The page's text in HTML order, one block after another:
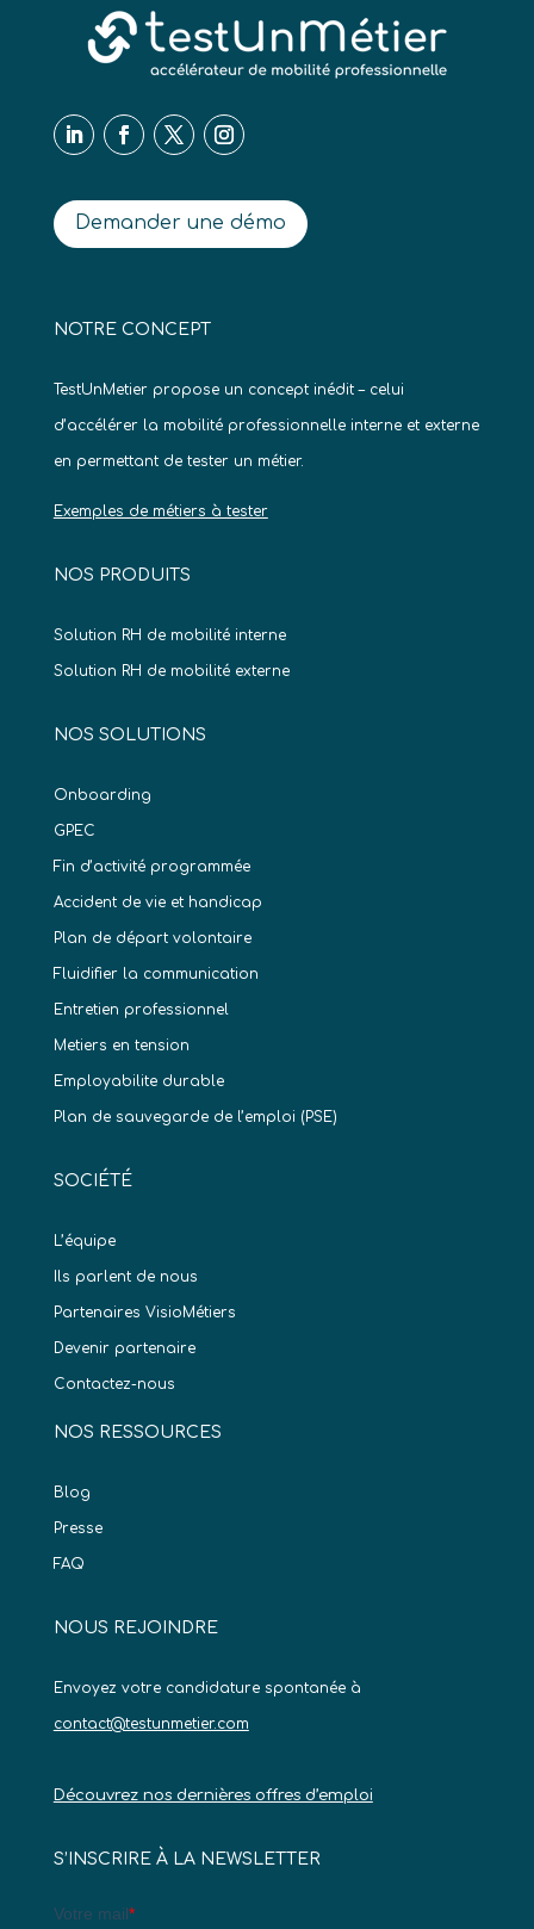
Demander une démo
NOTRE CONCEPT
TestUnMetier propose un concept inédit – celui
d’accélérer la mobilité professionnelle interne et externe
en permettant de tester un métier.
Exemples de métiers à tester
NOS PRODUITS
Solution RH de mobilité interne
Solution RH de mobilité externe
NOS SOLUTIONS
Onboarding
GPEC
Fin d’activité programmée
Accident de vie et handicap
Plan de départ volontaire
Fluidifier la communication
Entretien professionnel
Metiers en tension
Employabilite durable
Plan de sauvegarde de l’emploi (PSE)
SOCIÉTÉ
L’équipe
Ils parlent de nous
Partenaires VisioMétiers
Devenir partenaire
Contactez-nous
NOS RESSOURCES
Blog
Presse
FAQ
NOUS REJOINDRE
Envoyez votre candidature spontanée à
contact@testunmetier.com
Découvrez nos dernières offres d’emploi
S’INSCRIRE À LA NEWSLETTER